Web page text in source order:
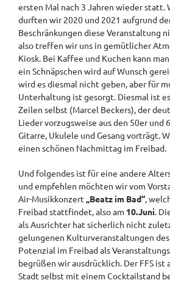
ersten Mal nach 3 Jahren wieder statt.
durften wir 2020 und 2021 aufgrund
Beschränkungen diese Veranstaltung
also treffen wir uns in gemütlicher
Kiosk. Bei Kaffee und Kuchen kann
ein Schnäpschen wird auf Wunsch
wird es diesmal nicht geben, aber für
Unterhaltung ist gesorgt. Diesmal ist
Zeilen selbst (Marcel Beckers), der
Lieder vorzugsweise aus den 50er und
Gitarre, Ukulele und Gesang vorträgt.
einen schönen Nachmittag im Freibad.
Und folgendes ist für eine andere
und empfehlen möchten wir vom
Air-Musikkonzert „Beatz im Bad“,
Freibad stattfindet, also am 10.Juni.
als Ausrichter hat sicherlich nicht
gelungenen Kulturveranstaltungen
Potenzial im Freibad als
begrüßen wir ausdrücklich. Der FFS ist
Stadt selbst mit einem Cocktailstand